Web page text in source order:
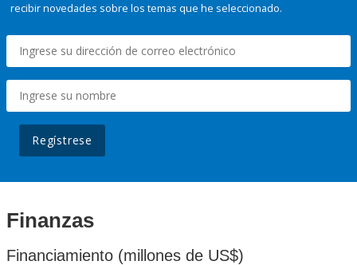
recibir novedades sobre los temas que he seleccionado.
Regístrese
Finanzas
Financiamiento (millones de US$)